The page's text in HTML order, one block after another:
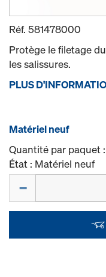
Réf. 581478000
Protège le filetage
les salissures.
PLUS
Matériel neuf
Quantité par paquet
État : Matériel neuf